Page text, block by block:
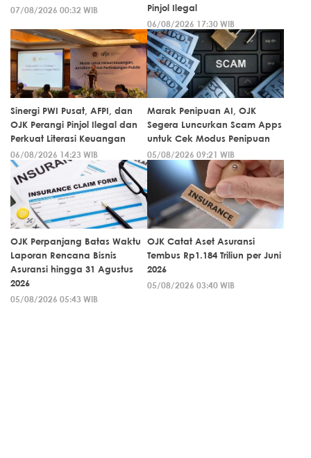
07/08/2026 00:32 WIB
Pinjol Ilegal
06/08/2026 17:30 WIB
Sinergi PWI Pusat, AFPI, dan
OJK Perangi Pinjol Ilegal dan
Perkuat Literasi Keuangan
06/08/2026 14:23 WIB
Marak Penipuan AI, OJK
Segera Luncurkan Scam Apps
untuk Cek Modus Penipuan
05/08/2026 09:21 WIB
OJK Perpanjang Batas Waktu
Laporan Rencana Bisnis
Asuransi hingga 31 Agustus
2026
05/08/2026 05:43 WIB
OJK Catat Aset Asuransi
Tembus Rp1.184 Triliun per Juni
2026
05/08/2026 03:40 WIB